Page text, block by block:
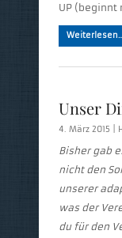
UP (beginnt
Unser
4. März 2015 |
Bisher gab
nicht den
unserer
was der
du für den